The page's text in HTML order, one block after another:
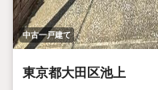
中古一戸建て
東京都大田区池上